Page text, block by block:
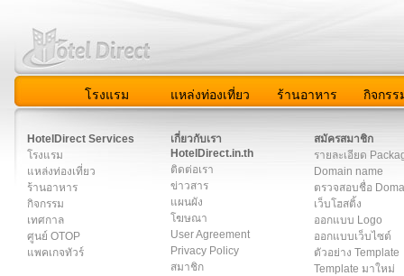
โรงแรม แหล่งท่องเที่ยว ร้านอาหาร กิจกรร
HotelDirect Services
โรงแรม
แหล่งท่องเที่ยว
ร้านอาหาร
กิจกรรม
เทศกาล
ศูนย์ OTOP
แพคเกจทัวร์
เกี่ยวกับเรา
HotelDirect.in.th
ติดต่อเรา
ข่าวสาร
แผนผัง
โฆษณา
User Agreement
Privacy Policy
สมาชิก
สมัครสมาชิก
รายละเอียด
Domain name
ตรวจสอบชื่อ
เว็บโฮสติ้ง
ออกแบบ Logo
ออกแบบเว็บไซต์
ตัวอย่าง Template
Template มาใหม่